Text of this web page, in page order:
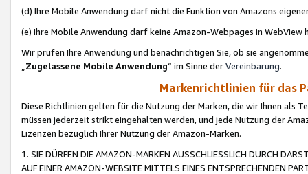
(d) Ihre Mobile Anwendung darf nicht die Funktion von Amazons
(e) Ihre Mobile Anwendung darf keine Amazon-Webpages in WebView
Wir prüfen Ihre Anwendung und benachrichtigen Sie, ob sie
„Zugelassene Mobile Anwendung“ im Sinne derVereinbarung.
Markenrichtlinien für das
Diese Richtlinien gelten für die Nutzung der Marken, die wir Ihnen als
müssen jederzeit strikt eingehalten werden, und jede Nutzung der
Lizenzen bezüglich Ihrer Nutzung der Amazon-Marken.
1. SIE DÜRFEN DIE AMAZON-MARKEN AUSSCHLIESSLICH DURCH
AUF EINER AMAZON-WEBSITE MITTELS EINES ENTSPRECHENDEN